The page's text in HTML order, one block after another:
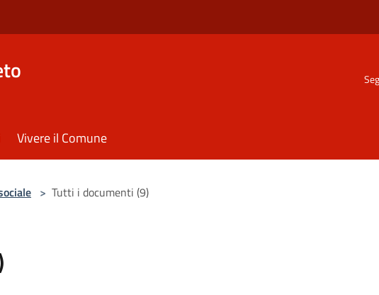
Vivere il Comune
> Tutti i documenti (9)